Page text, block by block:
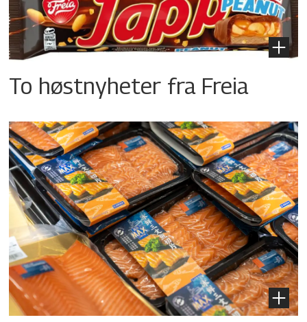
To høstnyheter fra Freia